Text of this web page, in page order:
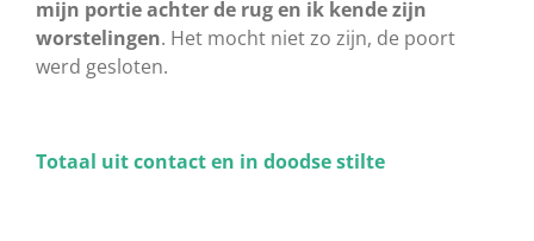
mijn portie achter de rug en ik kende zijn
worstelingen. Het mocht niet zo zijn, de poort
werd gesloten.
Totaal uit contact en in doodse stilte